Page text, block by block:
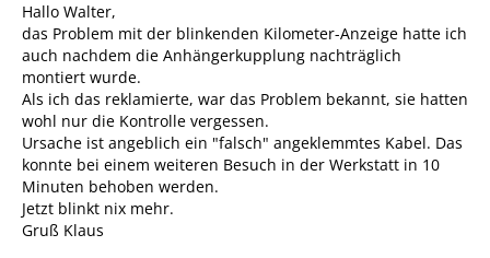
Hallo Walter,
das Problem mit der blinkenden Kilometer-Anzeige hatte ich
auch nachdem die Anhängerkupplung nachträglich
montiert wurde.
Als ich das reklamierte, war das Problem bekannt, sie hatten
wohl nur die Kontrolle vergessen.
Ursache ist angeblich ein "falsch" angeklemmtes Kabel. Das
konnte bei einem weiteren Besuch in der Werkstatt in 10
Minuten behoben werden.
Jetzt blinkt nix mehr.
Gruß Klaus